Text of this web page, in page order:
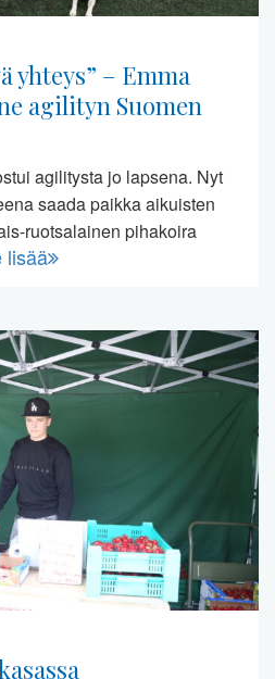
yhteys” – Emma
agilityn Suomen
agilitysta jo lapsena. Nyt
saada paikka aikuisten
ruotsalainen pihakoira
lisää